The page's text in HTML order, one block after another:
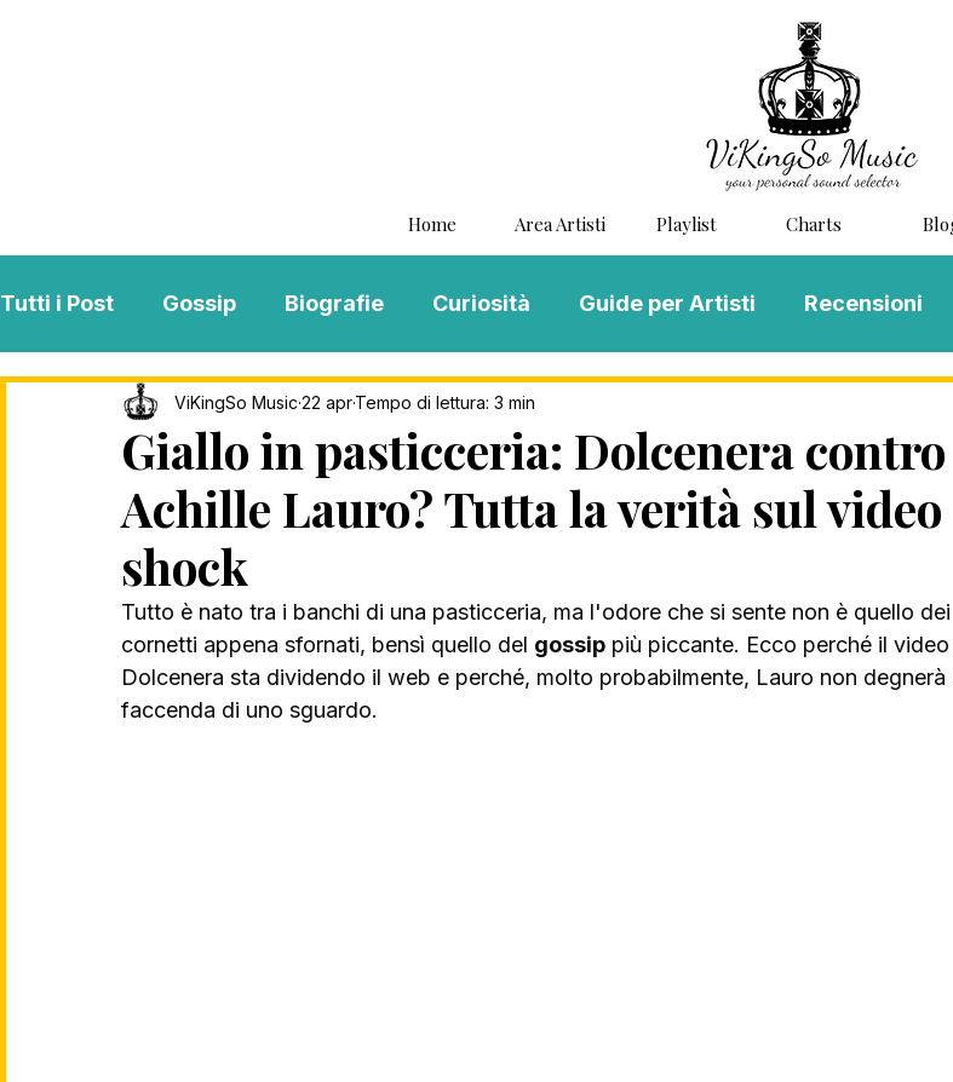
Home Area Artisti Playlist Charts
Tutti i Post Gossip Biografie Curiosità Guide per Artisti Recensioni
Interviste ViKingSo Music MENTAL BLOG MUSIC
Song Of The Week Charts Playlist
Giallo in pasticceria: Dolcenera contro
Achille Lauro? Tutta la verità sul video
shock
ViKingSo Music 22 aprTempo di lettura: 3 min
Tutto è nato tra i banchi di una pasticceria, ma l'odore che si sente non è quello dei
cornetti appena sfornati, bensì quello del gossip più piccante. Ecco perché il
Dolcenera sta dividendo il web e perché, molto probabilmente, Lauro non degnerà
faccenda di uno sguardo.